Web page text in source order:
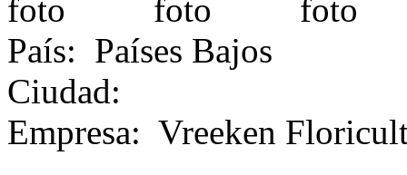
País: Países Bajos
Ciudad:
Empresa: Vreeken